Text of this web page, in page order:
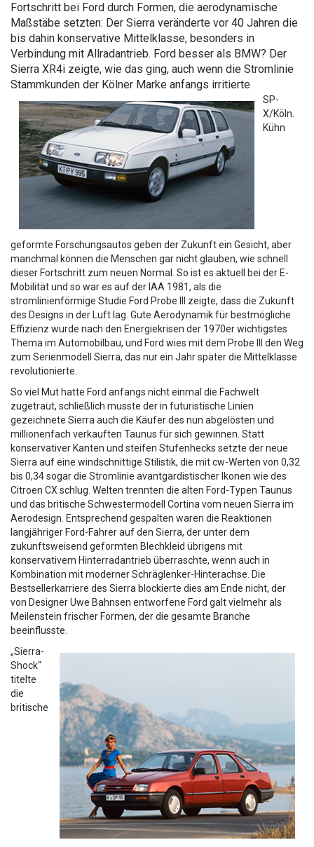
Fortschritt bei Ford durch Formen, die aerodynamische
Maßstäbe setzten: Der Sierra veränderte vor 40 Jahren die
bis dahin konservative Mittelklasse, besonders in
Verbindung mit Allradantrieb. Ford besser als BMW? Der
Sierra XR4i zeigte, wie das ging, auch wenn die Stromlinie
Stammkunden der Kölner Marke anfangs irritierte
SP-
X/Köln.
Kühn
geformte Forschungsautos geben der Zukunft ein Gesicht, aber
manchmal können die Menschen gar nicht glauben, wie schnell
dieser Fortschritt zum neuen Normal. So ist es aktuell bei der E-
Mobilität und so war es auf der IAA 1981, als die
stromlinienförmige Studie Ford Probe III zeigte, dass die Zukunft
des Designs in der Luft lag. Gute Aerodynamik für bestmögliche
Effizienz wurde nach den Energiekrisen der 1970er wichtigstes
Thema im Automobilbau, und Ford wies mit dem Probe III den Weg
zum Serienmodell Sierra, das nur ein Jahr später die Mittelklasse
revolutionierte.
So viel Mut hatte Ford anfangs nicht einmal die Fachwelt
zugetraut, schließlich musste der in futuristische Linien
gezeichnete Sierra auch die Käufer des nun abgelösten und
millionenfach verkauften Taunus für sich gewinnen. Statt
konservativer Kanten und steifen Stufenhecks setzte der neue
Sierra auf eine windschnittige Stilistik, die mit cw-Werten von 0,32
bis 0,34 sogar die Stromlinie avantgardistischer Ikonen wie des
Citroen CX schlug. Welten trennten die alten Ford-Typen Taunus
und das britische Schwestermodell Cortina vom neuen Sierra im
Aerodesign. Entsprechend gespalten waren die Reaktionen
langjähriger Ford-Fahrer auf den Sierra, der unter dem
zukunftsweisend geformten Blechkleid übrigens mit
konservativem Hinterradantrieb überraschte, wenn auch in
Kombination mit moderner Schräglenker-Hinterachse. Die
Bestsellerkarriere des Sierra blockierte dies am Ende nicht, der
von Designer Uwe Bahnsen entworfene Ford galt vielmehr als
Meilenstein frischer Formen, der die gesamte Branche
beeinflusste.
„Sierra-
Shock“
titelte
die
britische